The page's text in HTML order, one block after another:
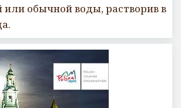
обычной воды, растворив в